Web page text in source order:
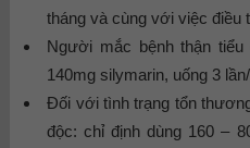
tháng và cùng với việc điều
Người mắc bệnh thận
140mg silymarin, uống 3
Đối với tình trạng tổn
độc: chỉ định dùng 160 –